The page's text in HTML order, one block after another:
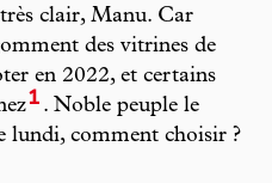
très clair, Manu. Car
des vitrines de
en 2022, et certains
1 . Noble peuple le
lundi, comment choisir ?